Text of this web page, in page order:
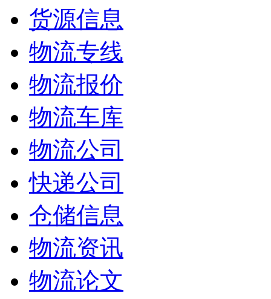
货源信息
物流专线
物流报价
物流车库
物流公司
快递公司
仓储信息
物流资讯
物流论文